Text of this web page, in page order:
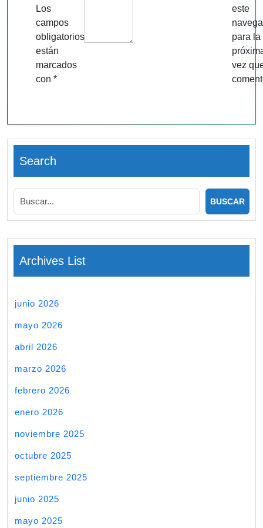
Los
campos
obligatorios
están
marcados
con *
este
para la
vez
Search
Archives List
junio 2026
mayo 2026
abril 2026
marzo 2026
febrero 2026
enero 2026
noviembre 2025
octubre 2025
septiembre 2025
junio 2025
mayo 2025